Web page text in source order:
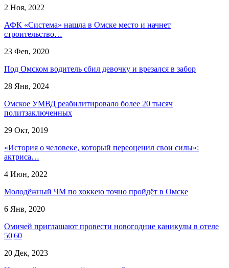
2 Ноя, 2022
АФК «Система» нашла в Омске место и начнет
строительство…
23 Фев, 2020
Под Омском водитель сбил девочку и врезался в забор
28 Янв, 2024
Омское УМВД реабилитировало более 20 тысяч
политзаключенных
29 Окт, 2019
«История о человеке, который переоценил свои силы»:
актриса…
4 Июн, 2022
Молодёжный ЧМ по хоккею точно пройдёт в Омске
6 Янв, 2020
Омичей приглашают провести новогодние каникулы в отеле
50|60
20 Дек, 2023